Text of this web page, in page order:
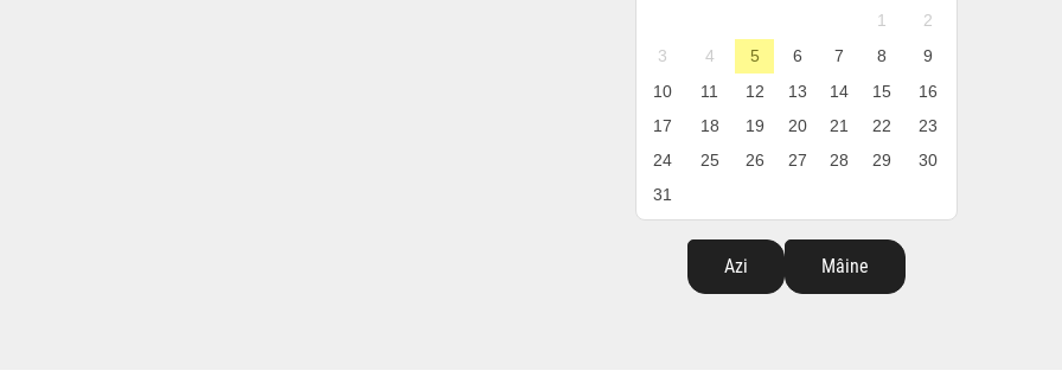
1
2
3
4 5 6 7 8
9
10
11 12 13 14 15
16
17
18 19 20 21 22
23
24
25 26 27 28 29
30
31
Azi Mâine